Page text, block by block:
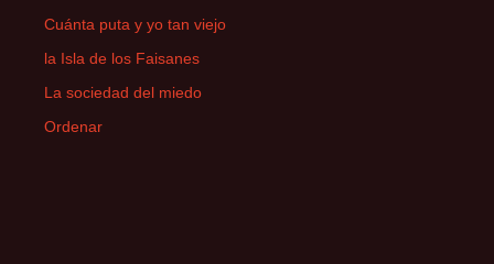
Cuánta puta y yo tan viejo
la Isla de los Faisanes
La sociedad del miedo
Ordenar